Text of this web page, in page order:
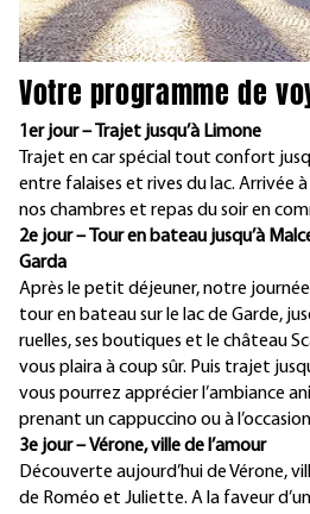
Votre programme de
1er jour – Trajet jusqu’à Limone
Trajet en car spécial tout confort
entre falaises et rives du lac. Arrivée
nos chambres et repas du soir en
2e jour – Tour en bateau jusqu’à
Garda
Après le petit déjeuner, notre
tour en bateau sur le lac de Garde,
ruelles, ses boutiques et le château
vous plaira à coup sûr. Puis trajet
vous pourrez apprécier l’ambiance
prenant un cappuccino ou à
3e jour – Vérone, ville de l’amour
Découverte aujourd’hui de Vérone,
de Roméo et Juliette. A la faveur